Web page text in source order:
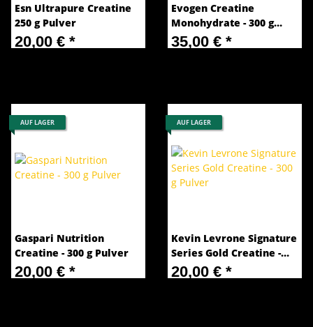
Esn Ultrapure Creatine
250 g Pulver
20,00 € *
Evogen Creatine
Monohydrate - 300 g
Pulver
35,00 € *
AUF LAGER
Gaspari Nutrition
Creatine - 300 g Pulver
20,00 € *
AUF LAGER
Kevin Levrone Signature
Series Gold Creatine -
300 g Pulver
20,00 € *